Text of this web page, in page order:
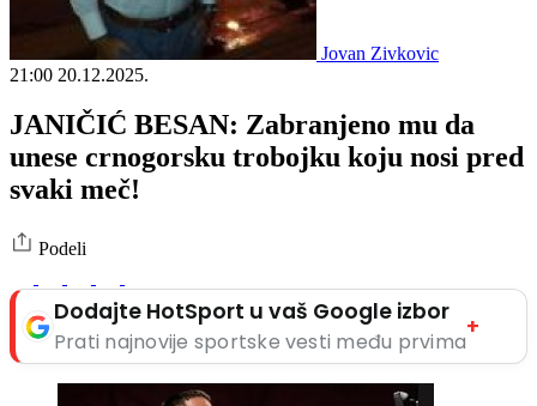
Jovan Zivkovic
21:00 20.12.2025.
JANIČIĆ BESAN: Zabranjeno mu da
unese crnogorsku trobojku koju nosi pred
svaki meč!
Podeli
Dodajte HotSport u vaš Google izbor
Prati najnovije sportske vesti među prvima
+